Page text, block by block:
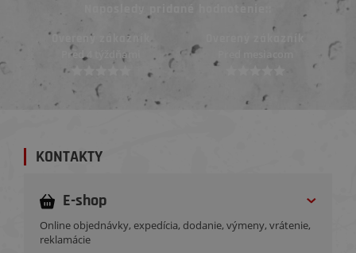
Naposledy pridané hodnotenie::
Overený zákazník
Pred mesiacom
KONTAKTY
E-shop
Online objednávky, expedícia, dodanie, výmeny, vrátenie,
reklamácie